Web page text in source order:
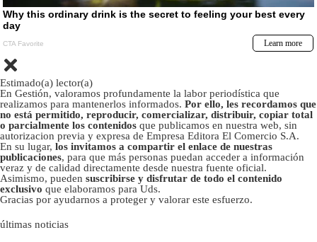
Estimado(a) lector(a)
En Gestión, valoramos profundamente la labor periodística que
realizamos para mantenerlos informados. Por ello, les recordamos que
no está permitido, reproducir, comercializar, distribuir, copiar total
o parcialmente los contenidos que publicamos en nuestra web, sin
autorizacion previa y expresa de Empresa Editora El Comercio S.A.
En su lugar, los invitamos a compartir el enlace de nuestras
publicaciones, para que más personas puedan acceder a información
veraz y de calidad directamente desde nuestra fuente oficial.
Asimismo, pueden suscribirse y disfrutar de todo el contenido
exclusivo que elaboramos para Uds.
Gracias por ayudarnos a proteger y valorar este esfuerzo.
últimas noticias